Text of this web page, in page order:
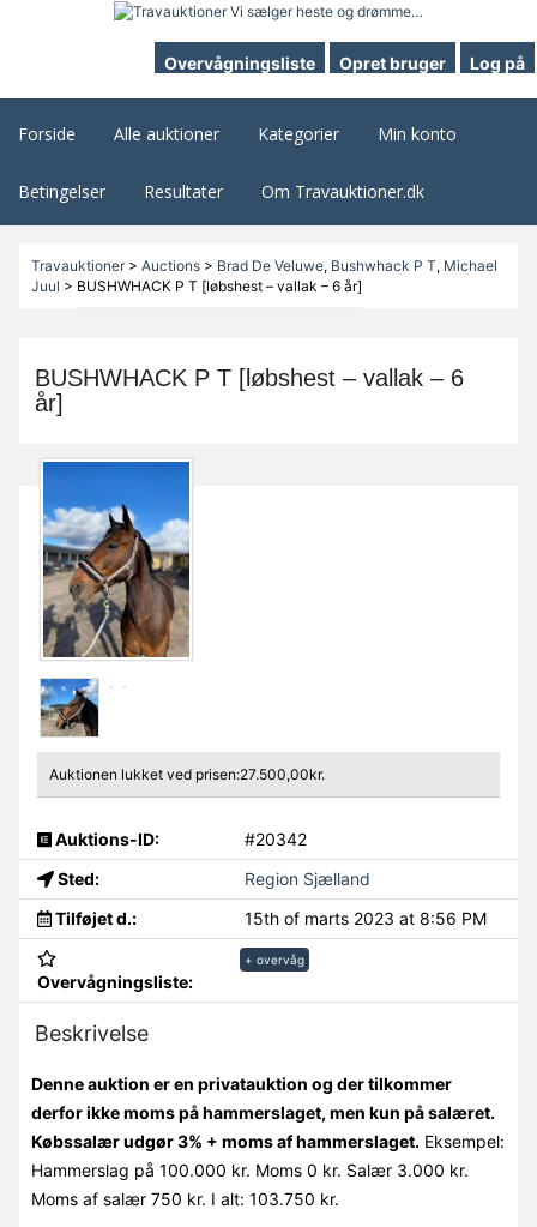
Overvågningsliste Opret bruger Log på
Forside Alle auktioner Kategorier Min konto
Betingelser Resultater Om Travauktioner.dk
Travauktioner> Auctions> Brad De Veluwe, Bushwhack P T, Michael
Juul > BUSHWHACK P T [løbshest – vallak – 6 år]
BUSHWHACK P T [løbshest – vallak – 6
år]
Auktionen lukket ved prisen:27.500,00kr.
Auktions-ID:
#20342
Sted:
Region Sjælland
Tilføjet d.:
15th of marts 2023 at 8:56 PM
Overvågningsliste:
+ overvåg
Beskrivelse
Denne auktion er en privatauktion og der tilkommer
derfor ikke moms på hammerslaget, men kun på salæret.
Købssalær udgør 3% + moms af hammerslaget.Eksempel:
Hammerslag på 100.000 kr. Moms 0 kr. Salær 3.000 kr.
Moms af salær 750 kr. I alt: 103.750 kr.